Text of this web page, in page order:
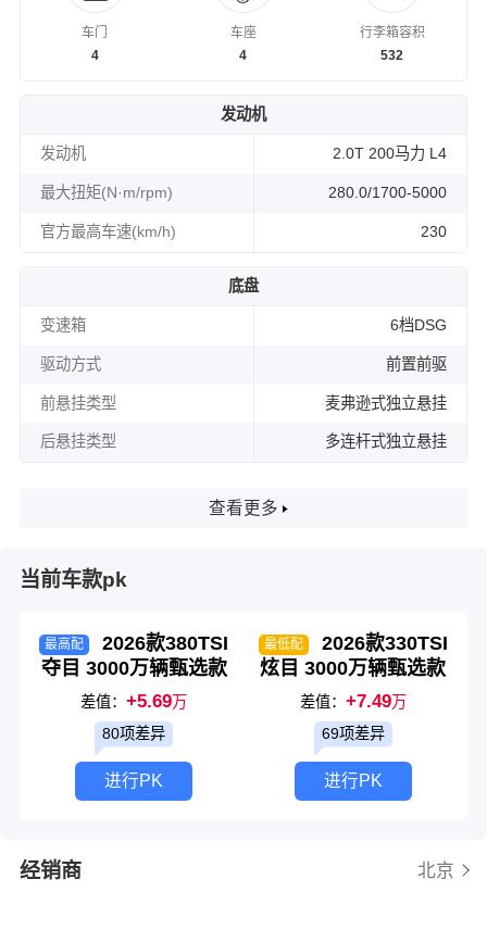
车门
4
车座
4
行李箱容积
532
发动机
发动机 2.0T 200马力 L4
最大扭矩(N·m/rpm) 280.0/1700-5000
官方最高车速(km/h) 230
底盘
变速箱 6档DSG
驱动方式 前置前驱
前悬挂类型 麦弗逊式独立悬挂
后悬挂类型 多连杆式独立悬挂
查看更多
当前车款pk
最高配
2026款380TSI
夺目 3000万辆甄选款
差值：+5.69万
80项差异
进行PK
最低配
2026款330TSI
炫目 3000万辆甄选款
差值： +7.49万
69项差异
进行PK
经销商 北京